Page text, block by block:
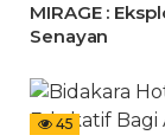
MIRAGE :
Senayan
45